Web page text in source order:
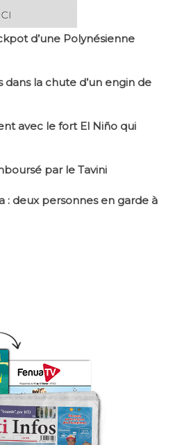
d’une Polynésienne
la chute d’un engin de
avec le fort El Niño qui
par le Tavini
: deux personnes en garde à